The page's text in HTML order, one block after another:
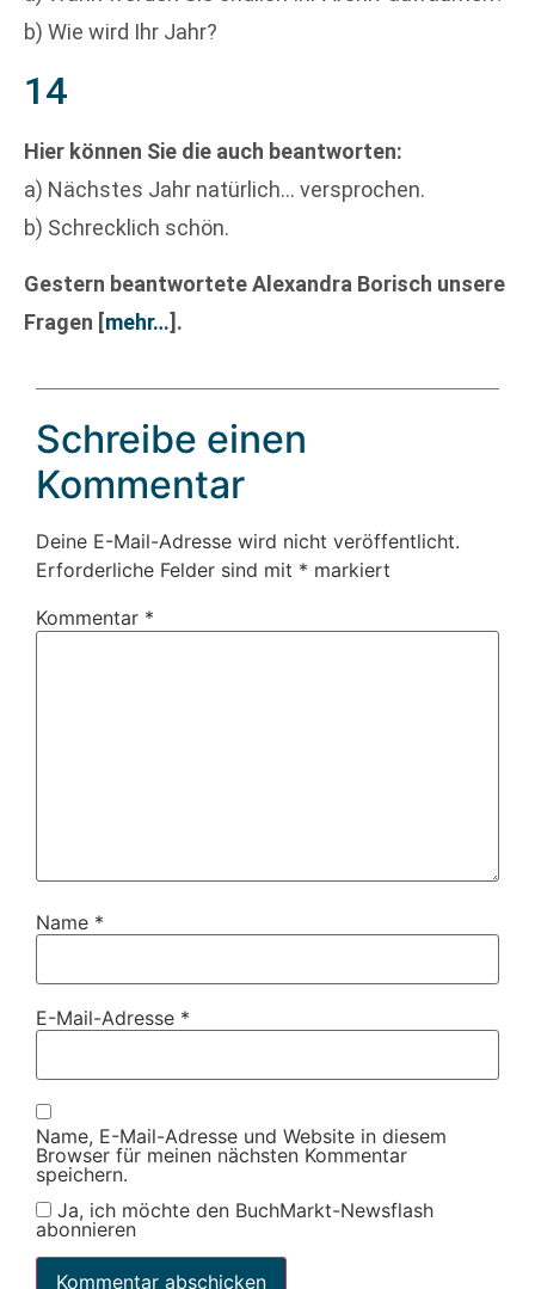
b) Wie wird Ihr Jahr?
14
Hier können Sie die auch beantworten:
a) Nächstes Jahr natürlich… versprochen.
b) Schrecklich schön.
Gestern beantwortete Alexandra Borisch unsere
Fragen [mehr…] .
Schreibe einen
Kommentar
Deine E-Mail-Adresse wird nicht veröffentlicht.
Erforderliche Felder sind mit * markiert
Kommentar *
Name *
E-Mail-Adresse *
Name, E-Mail-Adresse und Website in diesem
Browser für meinen nächsten Kommentar
speichern.
Ja, ich möchte den BuchMarkt-Newsflash
abonnieren